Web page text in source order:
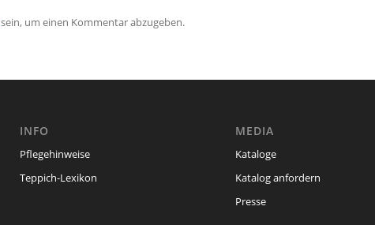
sein, um einen Kommentar abzugeben.
INFO
Pflegehinweise
Teppich-Lexikon
MEDIA
Kataloge
Katalog anfordern
Presse